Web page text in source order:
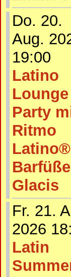
Do. 20.
Aug.
19:00
Latino
Lounge
Party
Ritmo
Latino®
Glacis
Fr. 21.
2026
Latin